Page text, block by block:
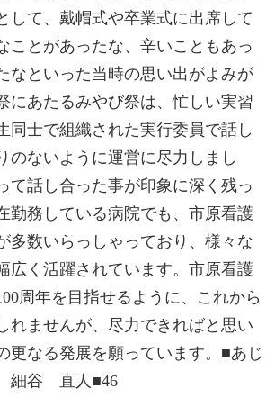
して、戴帽式や卒業式に出席して
ことがあったな、辛いこともあっ
なといった当時の思い出がよみが
にあたるみやび祭は、忙しい実習
同士で組織された実行委員で話し
のないように運営に尽力しまし
て話し合った事が印象に深く残っ
務している病院でも、市原看護
多数いらっしゃっており、様々な
広く活躍されています。市原看護
周年を目指せるように、これから
れませんが、尽力できればと思い
更なる発展を願っています。■あじ
谷 直人■46